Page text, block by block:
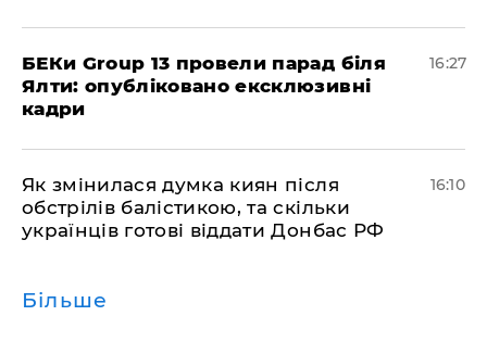
БЕКи Group 13 провели парад біля
Ялти: опубліковано ексклюзивні
кадри
16:27
Як змінилася думка киян після
обстрілів балістикою, та скільки
українців готові віддати Донбас РФ
16:10
Більше